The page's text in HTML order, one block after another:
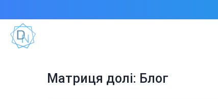
Матриця долі: Блог